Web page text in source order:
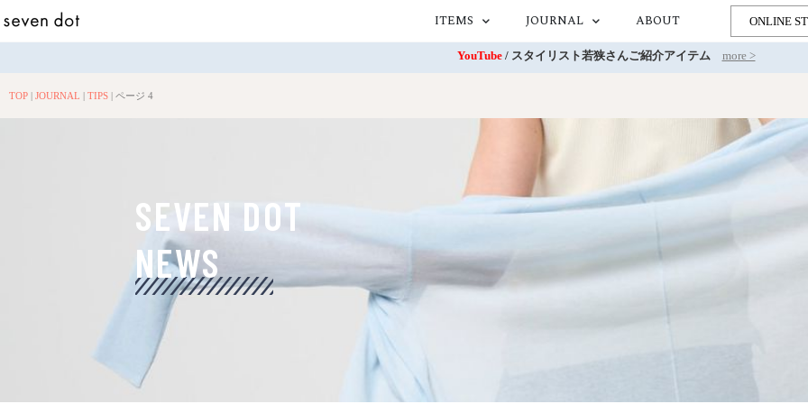
ITEMS JOURNAL ABOUT ONLINE
YouTube/ スタイリスト若狭さんご紹介アイテム more >
TOP JOURNAL TIPS ページ 4
SEVEN DOT
NEWS